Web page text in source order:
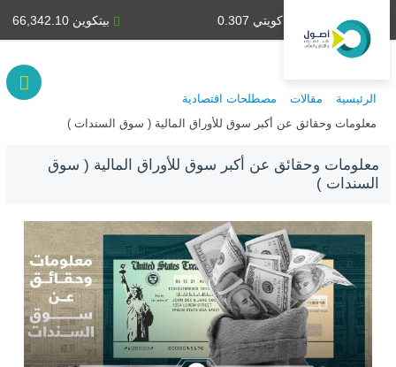
بيتكوين 66,342.10 دينار كويتي 0.307
الرئيسية مقالات مصطلحات اقتصادية
معلومات وحقائق عن أكبر سوق للأوراق المالية ( سوق السندات )
معلومات وحقائق عن أكبر سوق للأوراق المالية ( سوق
السندات )